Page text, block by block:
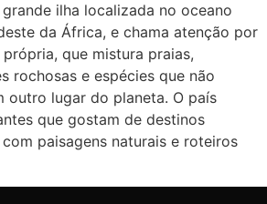
ilha localizada no oceano
da África, e chama atenção por
que mistura praias,
rochosas e espécies que não
outro lugar do planeta. O país
que gostam de destinos
paisagens naturais e roteiros